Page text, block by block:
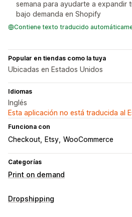
semana para ayudarte a expandir
bajo demanda en Shopify
Contiene texto traducido
Popular en tiendas como la tuya
Ubicadas en Estados Unidos
Idiomas
Inglés
Esta aplicación no está traducida al
Funciona con
Checkout Etsy WooCommerce
Categorías
Print on demand
Personalización de productos
Dropshipping